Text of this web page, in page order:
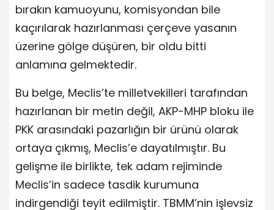
bırakın kamuoyunu, komisyondan bile
kaçırılarak hazırlanması çerçeve yasanın
üzerine gölge düşüren, bir oldu bitti
anlamına gelmektedir.
Bu belge, Meclis’te milletvekilleri tarafından
hazırlanan bir metin değil, AKP-MHP bloku ile
PKK arasındaki pazarlığın bir ürünü olarak
ortaya çıkmış, Meclis’e dayatılmıştır. Bu
gelişme ile birlikte, tek adam rejiminde
Meclis’in sadece tasdik kurumuna
indirgendiği teyit edilmiştir. TBMM’nin işlevsiz